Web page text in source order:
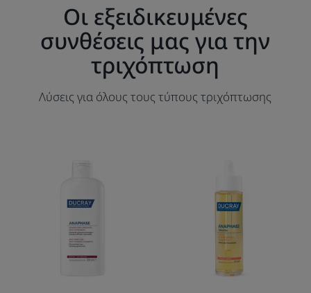
Οι εξειδικευμένες
συνθέσεις μας για την
τριχόπτωση
Λύσεις για όλους τους τύπους τριχόπτωσης
τριχόπτωσης
και
της
αραίωσης
κατά
της
τριχόπτωσης